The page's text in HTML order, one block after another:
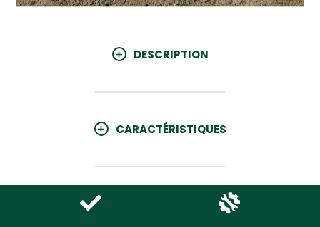
DESCRIPTION
CARACTÉRISTIQUES